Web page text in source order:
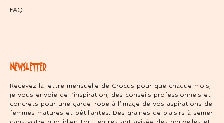
FAQ
NEWSLETTER
Recevez la lettre mensuelle de Crocus pour que chaque mois,
je vous envoie de l’inspiration, des conseils professionnels et
concrets pour une garde-robe à l’image de vos aspirations de
femmes matures et pétillantes. Des graines de plaisirs à semer